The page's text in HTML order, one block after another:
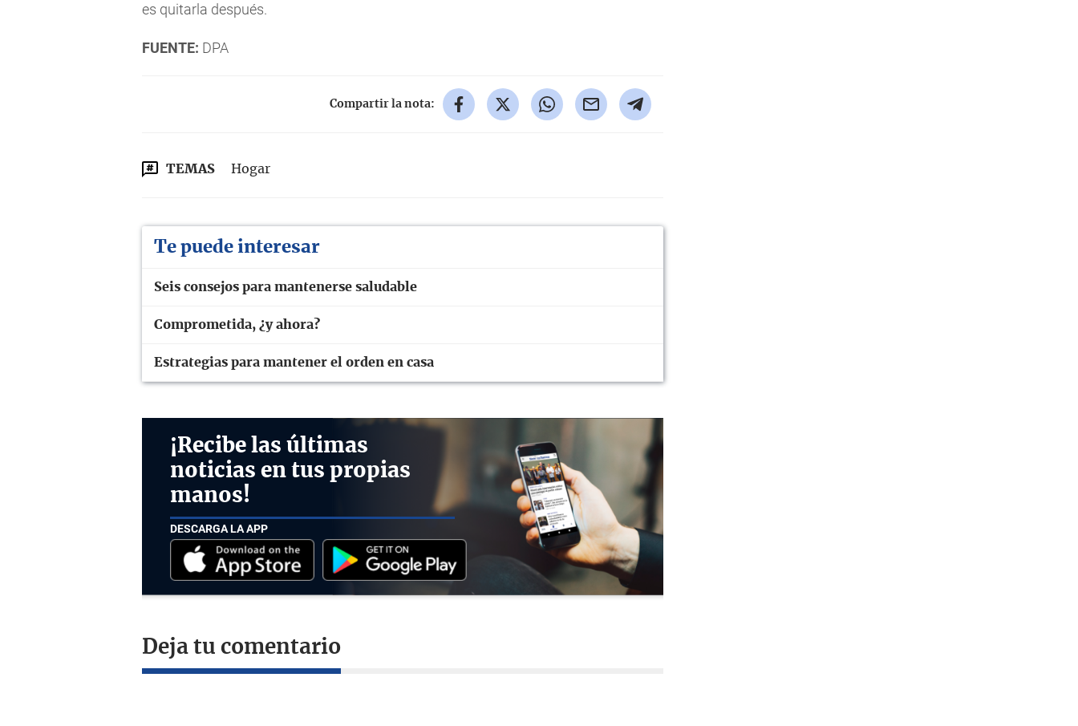
es quitarla después.
FUENTE: DPA
Compartir la nota:
TEMAS Hogar
Te puede interesar
Seis consejos para mantenerse saludable
Comprometida, ¿y ahora?
Estrategias para mantener el orden en casa
¡Recibe las últimas
noticias en tus propias
manos!
DESCARGA LA APP
Deja tu comentario